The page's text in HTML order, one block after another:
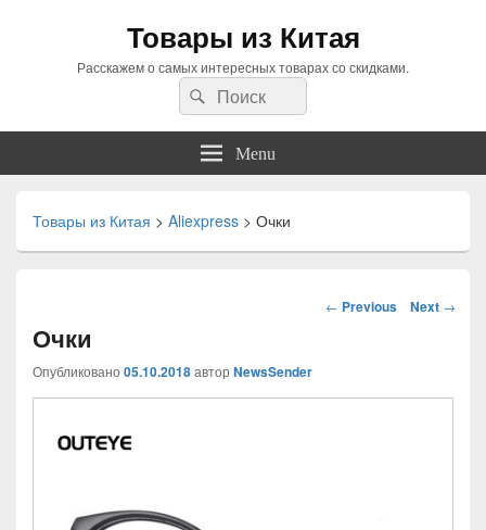
Товары из Китая
Расскажем о самых интересных товарах со скидками.
Search
for:
Search
Menu
Товары из Китая > Aliexpress > Очки
Навигация
← Previous Next →
Очки
Опубликовано 05.10.2018автор NewsSender